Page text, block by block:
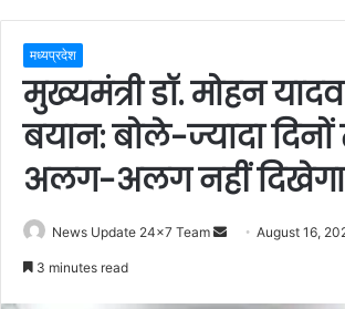
मध्यप्रदेश
मुख्यमंत्री डॉ. मोहन
बयान: बोले-ज्यादा
अलग-अलग नहीं दिखेगा
News Update 24x7 Team
Send August 16,
3 minutes read